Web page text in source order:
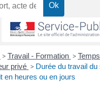
> Travail - Formation >
privé > Durée du travail du
en heures ou en jours